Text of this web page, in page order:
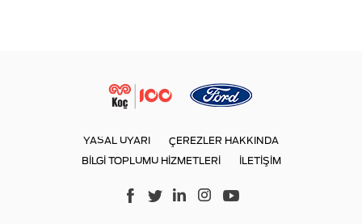
YASAL UYARI
ÇEREZLER HAKKINDA
BİLGİ TOPLUMU HİZMETLERİ
İLETİŞİM